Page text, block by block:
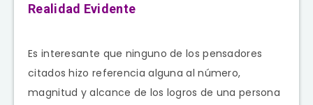
Realidad Evidente
Es interesante que ninguno de los pensadores
citados hizo referencia alguna al número,
magnitud y alcance de los logros de una persona